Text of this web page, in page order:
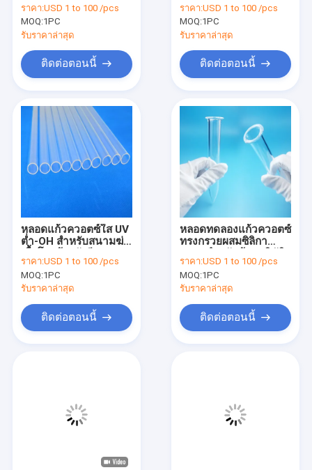
ราคา:USD 1 to 100 /pcs
MOQ:1PC
รับราคาล่าสุด
ติดต่อตอนนี้
2000mm ท่อควอตซ์
อุณหภูมิสูง
ราคา:USD 1 to 100 /pcs
MOQ:1PC
รับราคาล่าสุด
ติดต่อตอนนี้
หลอดแก้วควอตซ์ใส UV
ต่ำ-OH สำหรับสนามฆ่า
ราคา:USD 1 to 100 /pcs
MOQ:1PC
รับราคาล่าสุด
ติดต่อตอนนี้
หลอดทดลองแก้วควอตซ์
ทรงกรวยผสมซิลิกา
การ
ราคา:USD 1 to 100 /pcs
MOQ:1PC
รับราคาล่าสุด
ติดต่อตอนนี้